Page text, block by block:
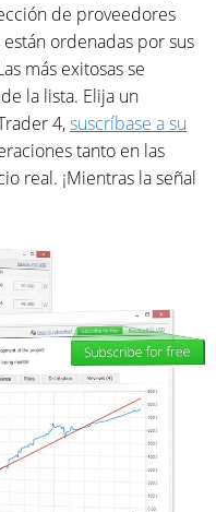
de proveedores
ordenadas por sus
más exitosas se
la lista. Elija un
4,suscríbase a su
tanto en las
real. ¡Mientras la señal